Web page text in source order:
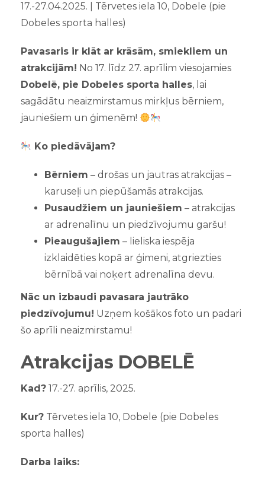
17.-27.04.2025. | Tērvetes iela 10, Dobele (pie
Dobeles sporta halles)
Pavasaris ir klāt ar krāsām, smiekliem un
atrakcijām! No 17. līdz 27. aprīlim viesojamies
Dobelē, pie Dobeles sporta halles, lai
sagādātu neaizmirstamus mirkļus bērniem,
jauniešiem un ģimenēm!
Ko piedāvājam?
Bērniem – drošas un jautras atrakcijas –
karuseļi un piepūšamās atrakcijas.
Pusaudžiem un jauniešiem – atrakcijas
ar adrenalīnu un piedzīvojumu garšu!
Pieaugušajiem – lieliska iespēja
izklaidēties kopā ar ģimeni, atgriezties
bērnībā vai noķert adrenalīna devu.
Nāc un izbaudi pavasara jautrāko
piedzīvojumu! Uzņem košākos foto un padari
šo aprīli neaizmirstamu!
Atrakcijas DOBELĒ
Kad? 17.-27. aprīlis, 2025.
Kur? Tērvetes iela 10, Dobele (pie Dobeles
sporta halles)
Darba laiks: